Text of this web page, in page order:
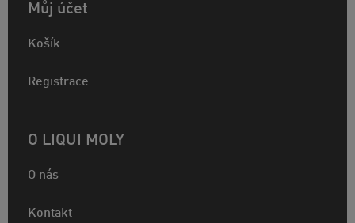
Můj účet
Košík
Registrace
O LIQUI MOLY
O nás
Kontakt